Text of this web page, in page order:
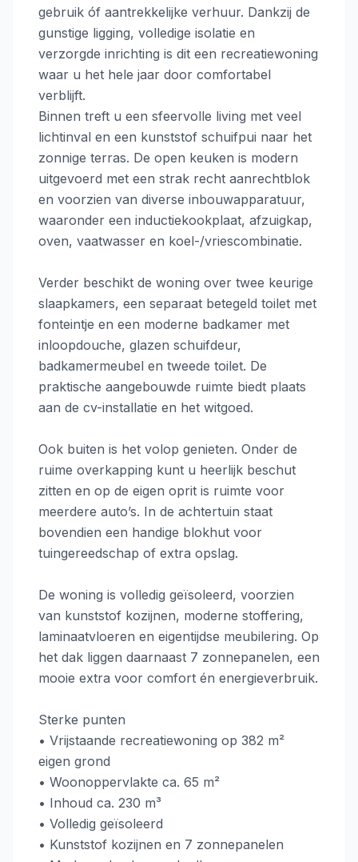
gebruik óf aantrekkelijke verhuur. Dankzij de
gunstige ligging, volledige isolatie en
verzorgde inrichting is dit een recreatiewoning
waar u het hele jaar door comfortabel
verblijft.
Binnen treft u een sfeervolle living met veel
lichtinval en een kunststof schuifpui naar het
zonnige terras. De open keuken is modern
uitgevoerd met een strak recht aanrechtblok
en voorzien van diverse inbouwapparatuur,
waaronder een inductiekookplaat, afzuigkap,
oven, vaatwasser en koel-/vriescombinatie.
Verder beschikt de woning over twee keurige
slaapkamers, een separaat betegeld toilet met
fonteintje en een moderne badkamer met
inloopdouche, glazen schuifdeur,
badkamermeubel en tweede toilet. De
praktische aangebouwde ruimte biedt plaats
aan de cv-installatie en het witgoed.
Ook buiten is het volop genieten. Onder de
ruime overkapping kunt u heerlijk beschut
zitten en op de eigen oprit is ruimte voor
meerdere auto’s. In de achtertuin staat
bovendien een handige blokhut voor
tuingereedschap of extra opslag.
De woning is volledig geïsoleerd, voorzien
van kunststof kozijnen, moderne stoffering,
laminaatvloeren en eigentijdse meubilering. Op
het dak liggen daarnaast 7 zonnepanelen, een
mooie extra voor comfort én energieverbruik.
Sterke punten
• Vrijstaande recreatiewoning op 382 m²
eigen grond
• Woonoppervlakte ca. 65 m²
• Inhoud ca. 230 m³
• Volledig geïsoleerd
• Kunststof kozijnen en 7 zonnepanelen